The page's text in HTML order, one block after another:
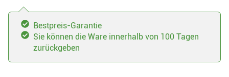
Bestpreis-Garantie
Sie können die Ware innerhalb von 100 Tagen
zurückgeben